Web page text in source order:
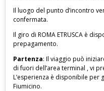
Il luogo del punto d’incontro
confermata.
Il giro di ROMA ETRUSCA è
prepagamento.
Partenza: Il viaggio può
di fuori dell’area terminal , vi
L’esperienza è disponibile per
Fiumicino.